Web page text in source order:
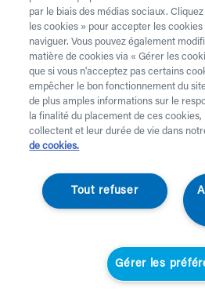
GoFluo
Casque de
Casque de vélo élégant pour
par le biais des médias sociaux.
les cookies » pour accepter les
naviguer. Vous pouvez également
matière de cookies via « Gérer les
que si vous n'acceptez pas certains
empêcher le bon fonctionnement du
de plus amples informations sur le
la finalité du placement de ces cookies,
collectent et leur durée de vie dans
de cookies.
Tout refuser
Gérer les